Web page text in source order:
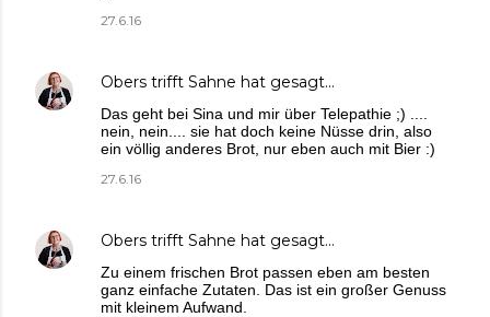
27.6.16
Obers trifft Sahne hat gesagt…
Das geht bei Sina und mir über Telepathie ;) ....
nein, nein.... sie hat doch keine Nüsse drin, also
ein völlig anderes Brot, nur eben auch mit Bier :)
27.6.16
Obers trifft Sahne hat gesagt…
Zu einem frischen Brot passen eben am besten
ganz einfache Zutaten. Das ist ein großer Genuss
mit kleinem Aufwand.